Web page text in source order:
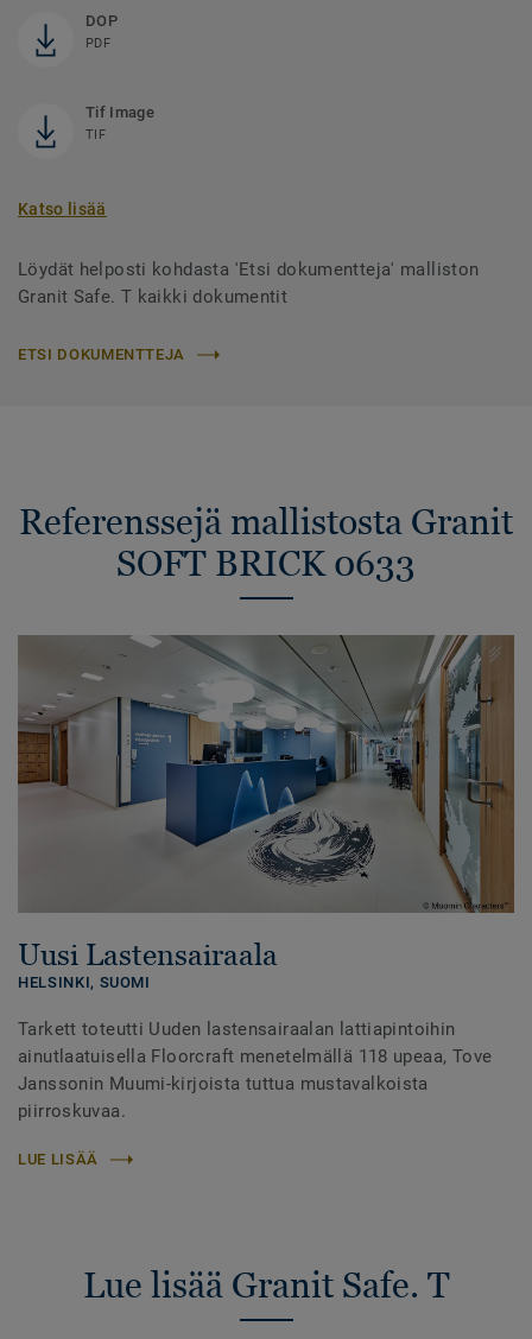
DOP
PDF
Tif Image
TIF
Katso lisää
Löydät helposti kohdasta 'Etsi dokumentteja' malliston
Granit Safe. T kaikki dokumentit
ETSI DOKUMENTTEJA
Referenssejä mallistosta Granit
SOFT BRICK 0633
Uusi Lastensairaala
HELSINKI, SUOMI
Tarkett toteutti Uuden lastensairaalan lattiapintoihin
ainutlaatuisella Floorcraft menetelmällä 118 upeaa, Tove
Janssonin Muumi-kirjoista tuttua mustavalkoista
piirroskuvaa.
LUE LISÄÄ
Lue lisää Granit Safe. T